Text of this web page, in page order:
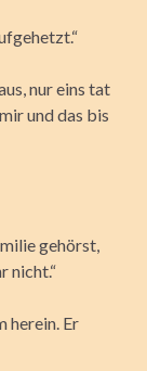
nur eins tat
und das bis
gehörst,
nicht.“
herein. Er